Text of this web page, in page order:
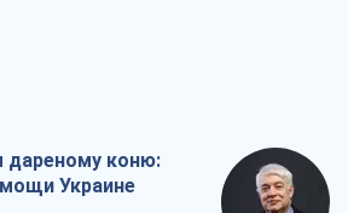
дареному коню:
Украине